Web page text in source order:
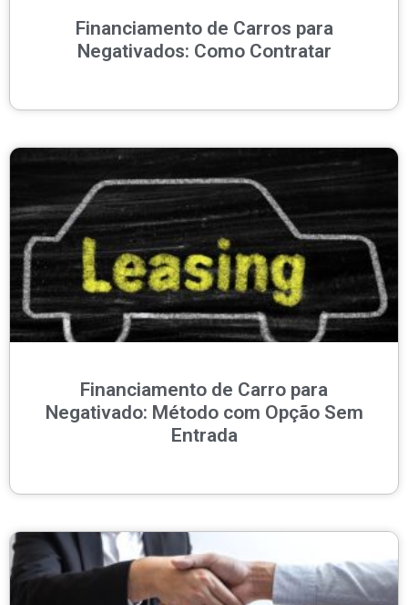
Financiamento de Carros para
Negativados: Como Contratar
Financiamento de Carro para
Negativado: Método com Opção Sem
Entrada